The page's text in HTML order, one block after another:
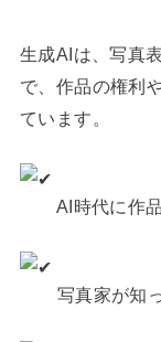
生成AIは、写真
で、作品の権利
ています。
AI時代に作
写真家が知